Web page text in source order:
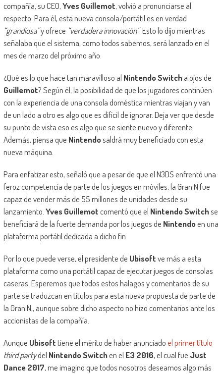
compañía, su CEO,Yves Guillemot, volvió a pronunciarse al
respecto. Para él, esta nueva consola/portátil es en verdad
“grandiosa”y ofrece “verdadera innovación”. Esto lo dijo mientras
señalaba que el sistema, como todos sabemos, será lanzado en el
mes de marzo del próximo año.
¿Qué es lo que hace tan maravilloso al Nintendo Switcha ojos de
Guillemot? Según él, la posibilidad de que los jugadores continúen
con la experiencia de una consola doméstica mientras viajan y van
de un lado a otro es algo que es difícil de ignorar. Deja ver que desde
su punto de vista eso es algo que se siente nuevo y diferente.
Además, piensa que Nintendosaldrá muy beneficiado con esta
nueva máquina.
Para enfatizar esto, señaló que a pesar de que el N3DS enfrentó una
feroz competencia de parte de los juegos en móviles, la Gran N fue
capaz de vender más de 55 millones de unidades desde su
lanzamiento. Yves Guillemotcomentó que el Nintendo Switchse
beneficiará de la fuerte demanda por los juegos de Nintendoen una
plataforma portátil dedicada a dicho fin.
Por lo que puede verse, el presidente de Ubisoftve más a esta
plataforma como una portátil capaz de ejecutar juegos de consolas
caseras. Esperemos que todos estos halagos y comentarios de su
parte se traduzcan en títulos para esta nueva propuesta de parte de
la Gran N,, aunque sobre dicho aspecto no hizo comentarios ante los
accionistas de la compañía.
Aunque Ubisofttiene el mérito de haber anunciadoel primer título
third partydel Nintendo Switchen el E3 2016, el cual fue Just
Dance 2017, me imagino que todos nosotros deseamos algo más